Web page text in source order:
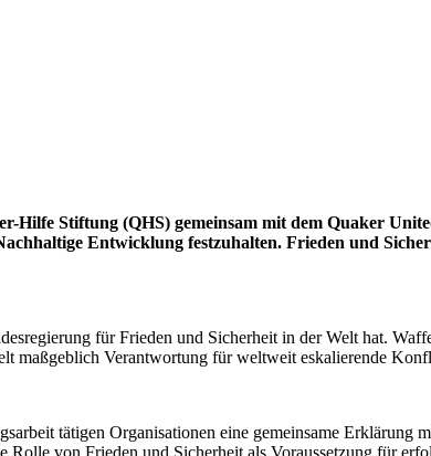
Hilfe Stiftung (QHS) gemeinsam mit dem Quaker
Entwicklung festzuhalten. Frieden und
für Frieden und Sicherheit in der Welt hat.
maßgeblich Verantwortung für weltweit eskalierende
tätigen Organisationen eine gemeinsame Erklärung
von Frieden und Sicherheit als Voraussetzung für